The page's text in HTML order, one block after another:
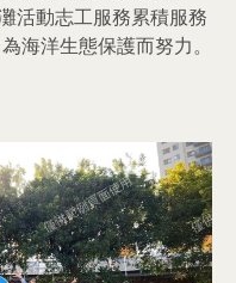
活動志工服務累積服務
海洋生態保護而努力。